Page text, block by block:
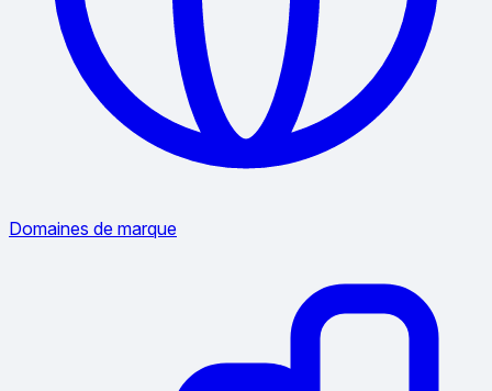
Domaines de marque